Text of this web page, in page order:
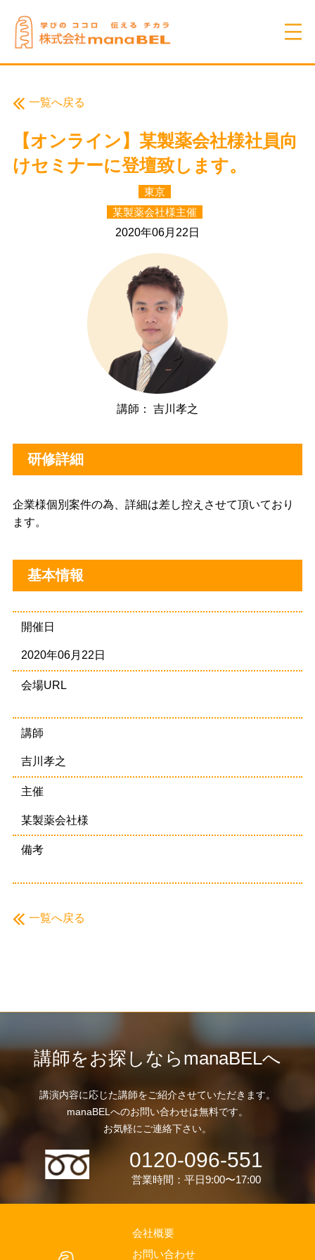
一覧へ戻る
【オンライン】某製薬会社様社員向
けセミナーに登壇致します。
東京
某製薬会社様主催
2020年06月22日
講師： 吉川孝之
研修詳細
企業様個別案件の為、詳細は差し控えさせて頂いており
ます。
基本情報
開催日
2020年06月22日
会場URL
講師
吉川孝之
主催
某製薬会社様
備考
一覧へ戻る
講師をお探しならmanaBELへ
講演内容に応じた講師をご紹介させていただきます。
manaBELへのお問い合わせは無料です。
お気軽にご連絡下さい。
0120-096-551
営業時間：平日9:00〜17:00
会社概要
お問い合わせ